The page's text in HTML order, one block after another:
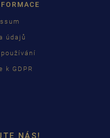
údajů
k GDPR
NÁS!